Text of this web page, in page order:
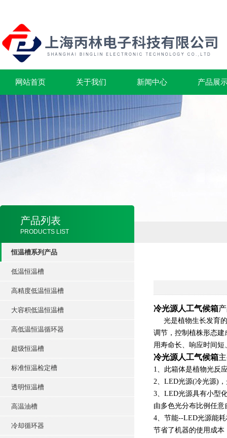
网站首页 关于我们 新闻中心 产品展
产品列表
PRODUCTS LIST
恒温槽系列产品
低温恒温槽
高精度低温恒温槽
大容积低温恒温槽
高低温恒温循环器
超级恒温槽
标准恒温检定槽
透明恒温槽
高温油槽
冷却循环器
冷光源人工气候箱
光是植物生长发育
调节，控制植株形态
用寿命长、响应时间
冷光源人工气候箱
1、此箱体是植物光反
2、LED光源(冷光源)
3、LED光源具有小型
由多色光分布比例任意
4、节能--LED光源能
节省了机器的使用成